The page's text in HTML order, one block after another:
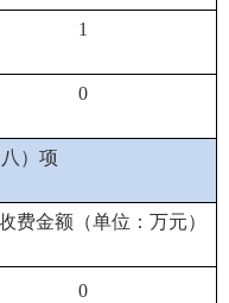
1
0
）项
费金额（单位：万元）
0